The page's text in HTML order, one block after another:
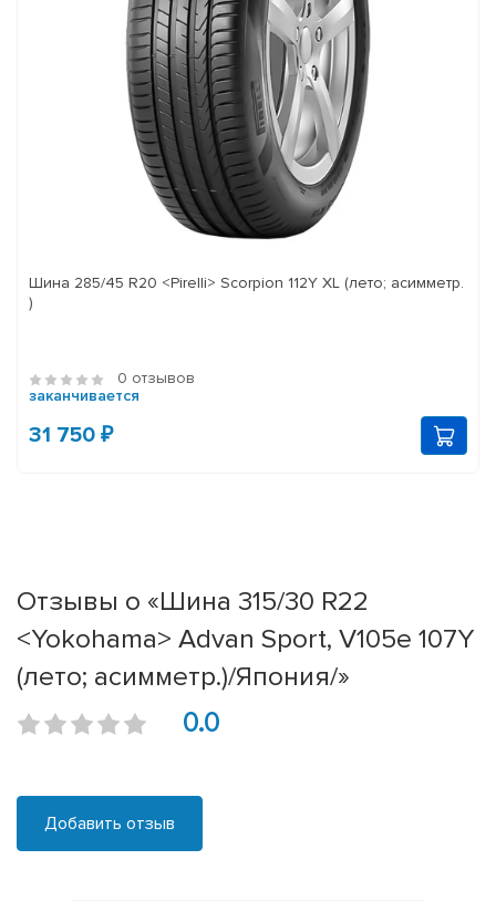
Шина 285/45 R20 <Pirelli> Scorpion 112Y XL (лето; асимметр.
)
0 отзывов
заканчивается
31 750 ₽
Отзывы о «Шина 315/30 R22
<Yokohama> Advan Sport, V105e 107Y
(лето; асимметр.)/Япония/»
0.0
Добавить отзыв